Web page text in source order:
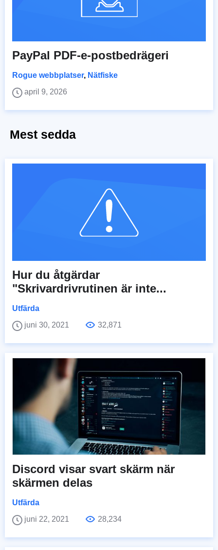
PayPal PDF-e-postbedrägeri
Rogue webbplatser, Nätfiske
april 9, 2026
Mest sedda
Hur du åtgärdar
"Skrivardrivrutinen är inte...
Utfärda
juni 30, 2021
32,871
Discord visar svart skärm när
skärmen delas
Utfärda
juni 22, 2021
28,234